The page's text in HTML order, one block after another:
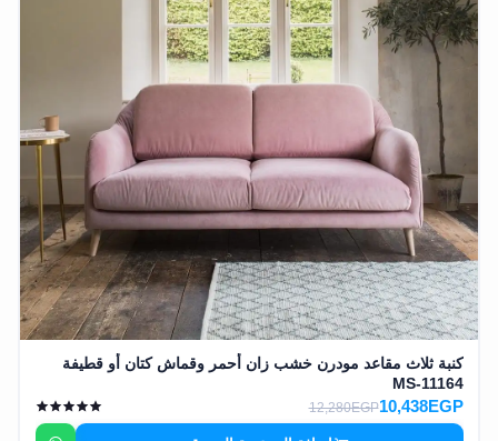
كنبة ثلاث مقاعد مودرن خشب زان أحمر وقماش كتان أو قطيفة
MS-11164
10,438EGP
12,280EGP